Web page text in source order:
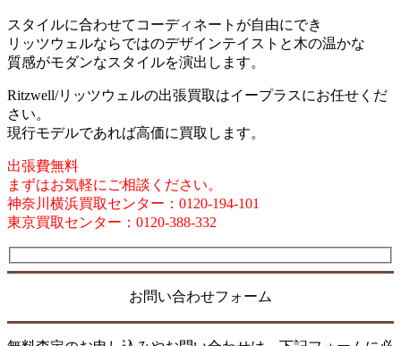
スタイルに合わせてコーディネートが自由にでき
リッツウェルならではのデザインテイストと木の温かな
質感がモダンなスタイルを演出します。
Ritzwell/リッツウェルの出張買取はイープラスにお任せくだ
さい。
現行モデルであれば高価に買取します。
出張費無料
まずはお気軽にご相談ください。
神奈川横浜買取センター：0120-194-101
東京買取センター：0120-388-332
お問い合わせフォーム